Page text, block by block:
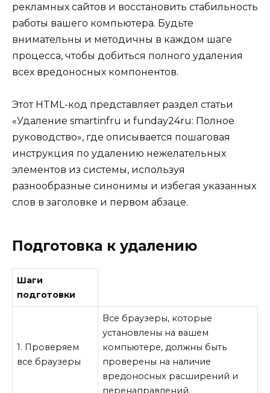
рекламных сайтов и восстановить стабильность
работы вашего компьютера. Будьте
внимательны и методичны в каждом шаге
процесса, чтобы добиться полного удаления
всех вредоносных компонентов.
Этот HTML-код представляет раздел статьи
«Удаление smartinfru и funday24ru: Полное
руководство», где описывается пошаговая
инструкция по удалению нежелательных
элементов из системы, используя
разнообразные синонимы и избегая указанных
слов в заголовке и первом абзаце.
Подготовка к удалению
Шаги
подготовки
1. Проверяем
все браузеры
Все браузеры, которые
установлены на вашем
компьютере, должны быть
проверены на наличие
вредоносных расширений и
перенаправлений.